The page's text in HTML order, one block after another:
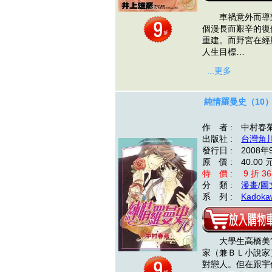
車禍意外而導
個漫長而艱辛的
重建。而野宮在
人生目標…
...更多
純情羅曼史（10
作 者 : 中村春
出版社 : 台灣角
發行日 : 2008年
原 價 : 40.00
特 價 : 9 折 36
分 類 : 漫畫/圖
系 列 :
大學生高橋美?
家（兼ＢＬ小說
對戀人。但在跟